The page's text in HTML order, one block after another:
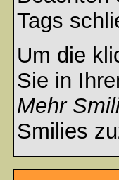
Tags
Um die
Sie in
Mehr
Smilies